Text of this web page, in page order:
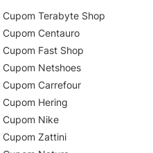
Cupom Terabyte Shop
Cupom Centauro
Cupom Fast Shop
Cupom Netshoes
Cupom Carrefour
Cupom Hering
Cupom Nike
Cupom Zattini